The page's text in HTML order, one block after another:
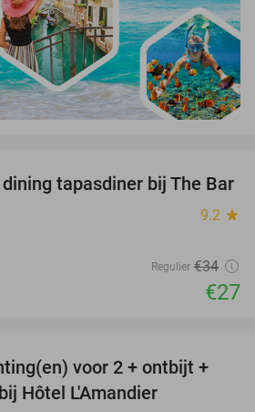
21%
tapasdiner bij The Bar
9.2 star
Regulier €34
€27
32%
voor 2 + ontbijt +
Hôtel L'Amandier